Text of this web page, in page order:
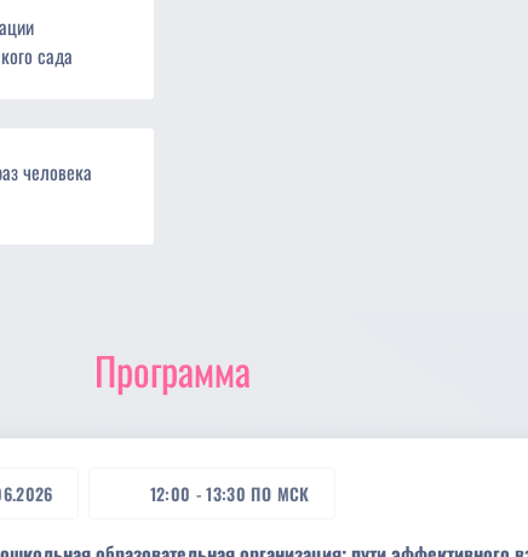
сада
человека
Программа
12:00 -13:30 ПО МСК